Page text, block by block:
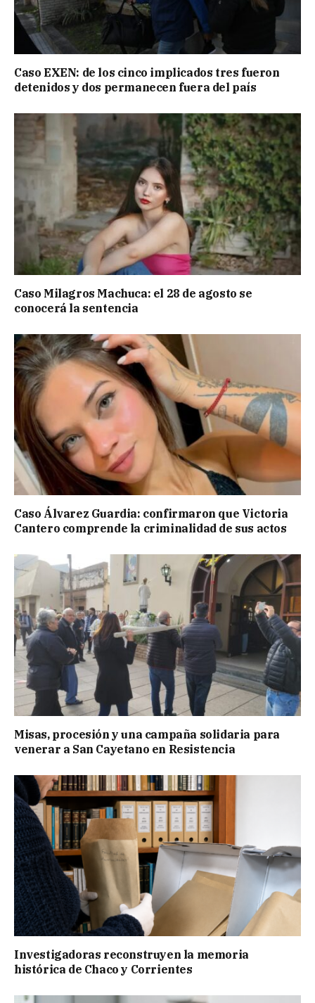
Caso EXEN: de los cinco implicados tres fueron
detenidos y dos permanecen fuera del país
Caso Milagros Machuca: el 28 de agosto se
conocerá la sentencia
Caso Álvarez Guardia: confirmaron que Victoria
Cantero comprende la criminalidad de sus actos
Misas, procesión y una campaña solidaria para
venerar a San Cayetano en Resistencia
Investigadoras reconstruyen la memoria
histórica de Chaco y Corrientes